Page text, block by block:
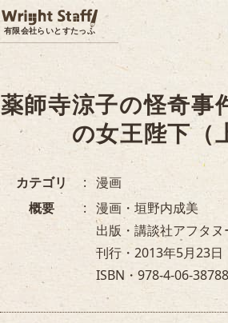
有限会社らいとすたっふ
薬師寺涼子の怪奇
の女王陛下（
カテゴリ
漫画
概要
漫画・垣野内成美
出版・講談社アフタヌ
刊行・2013年5月23日
ISBN・978-4-06-